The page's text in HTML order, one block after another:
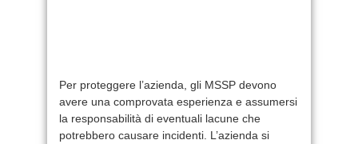
Per proteggere l’azienda, gli MSSP devono
avere una comprovata esperienza e assumersi
la responsabilità di eventuali lacune che
potrebbero causare incidenti. L’azienda si